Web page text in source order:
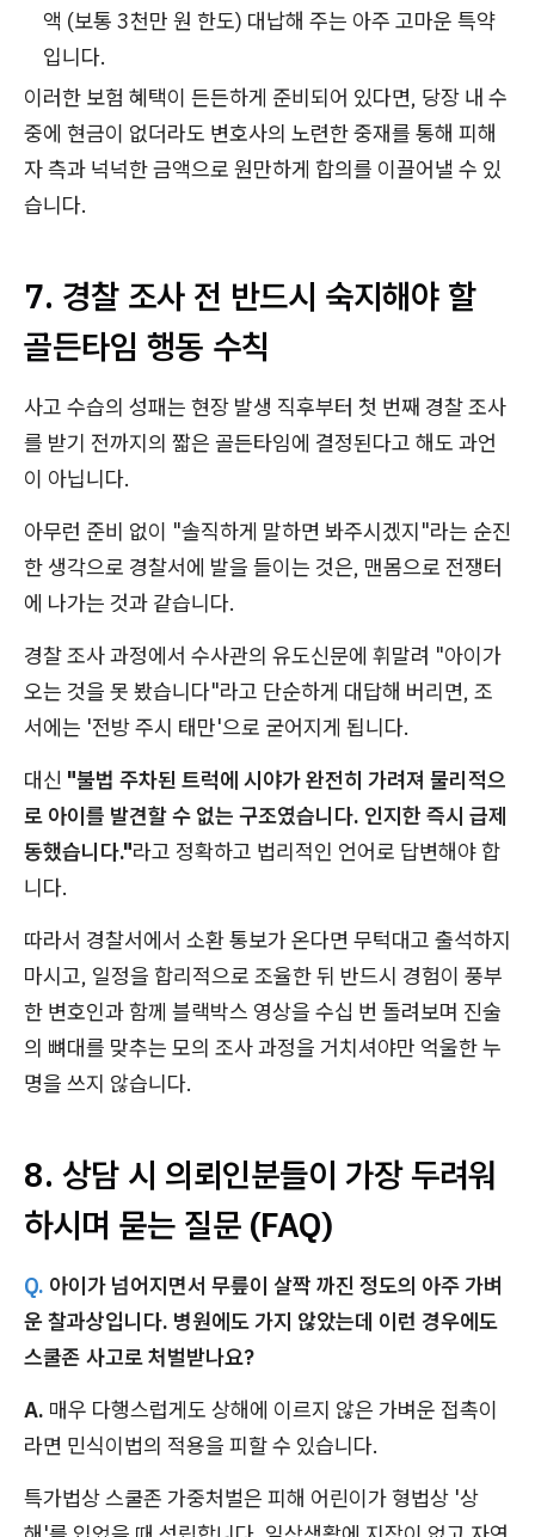
액 (보통 3천만 원 한도) 대납해 주는 아주 고마운 특약
입니다.
이러한 보험 혜택이 든든하게 준비되어 있다면, 당장 내 수
중에 현금이 없더라도 변호사의 노련한 중재를 통해 피해
자 측과 넉넉한 금액으로 원만하게 합의를 이끌어낼 수 있
습니다.
7. 경찰 조사 전 반드시 숙지해야 할
골든타임 행동 수칙
사고 수습의 성패는 현장 발생 직후부터 첫 번째 경찰 조사
를 받기 전까지의 짧은 골든타임에 결정된다고 해도 과언
이 아닙니다.
아무런 준비 없이 "솔직하게 말하면 봐주시겠지"라는 순진
한 생각으로 경찰서에 발을 들이는 것은, 맨몸으로 전쟁터
에 나가는 것과 같습니다.
경찰 조사 과정에서 수사관의 유도신문에 휘말려 "아이가
오는 것을 못 봤습니다"라고 단순하게 대답해 버리면, 조
서에는 '전방 주시 태만'으로 굳어지게 됩니다.
대신 "불법 주차된 트럭에 시야가 완전히 가려져 물리적으
로 아이를 발견할 수 없는 구조였습니다. 인지한 즉시 급제
동했습니다."라고 정확하고 법리적인 언어로 답변해야 합
니다.
따라서 경찰서에서 소환 통보가 온다면 무턱대고 출석하지
마시고, 일정을 합리적으로 조율한 뒤 반드시 경험이 풍부
한 변호인과 함께 블랙박스 영상을 수십 번 돌려보며 진술
의 뼈대를 맞추는 모의 조사 과정을 거치셔야만 억울한 누
명을 쓰지 않습니다.
8. 상담 시 의뢰인분들이 가장 두려워
하시며 묻는 질문 (FAQ)
Q. 아이가 넘어지면서 무릎이 살짝 까진 정도의 아주 가벼
운 찰과상입니다. 병원에도 가지 않았는데 이런 경우에도
스쿨존 사고로 처벌받나요?
A. 매우 다행스럽게도 상해에 이르지 않은 가벼운 접촉이
라면 민식이법의 적용을 피할 수 있습니다.
특가법상 스쿨존 가중처벌은 피해 어린이가 형법상 '상